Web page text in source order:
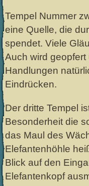
Tempel Nummer
eine Quelle, die
spendet. Viele
Auch wird
Handlungen
Eindrücken.
Der dritte Tempel
Besonderheit die
das Maul des
Elefantenhöhle
Blick auf den
Elefantenkopf